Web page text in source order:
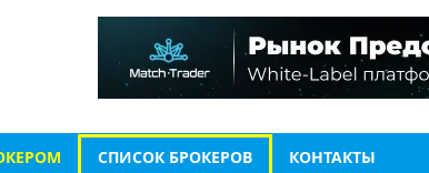
СПИСОК БРОКЕРОВ КОНТАКТЫ